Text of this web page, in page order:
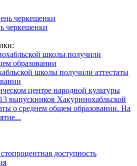
черкешенки
школы получили аттестаты
центре народной культуры
выпускников Хакуринохабльской
о среднем общем образовании. На